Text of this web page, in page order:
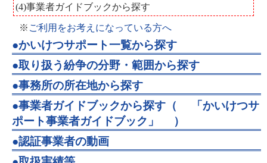
(4)事業者ガイドブックから探す
※ ご利用をお考えになっている方へ
●かいけつサポート一覧から探す
●取り扱う紛争の分野・範囲から探す
●事務所の所在地から探す
●事業者ガイドブックから探す（
「かいけつサ
ポート事業者ガイドブック」
）
●認証事業者の動画